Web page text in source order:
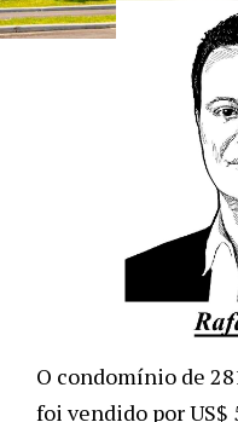
O condomínio de
foi vendido por US$